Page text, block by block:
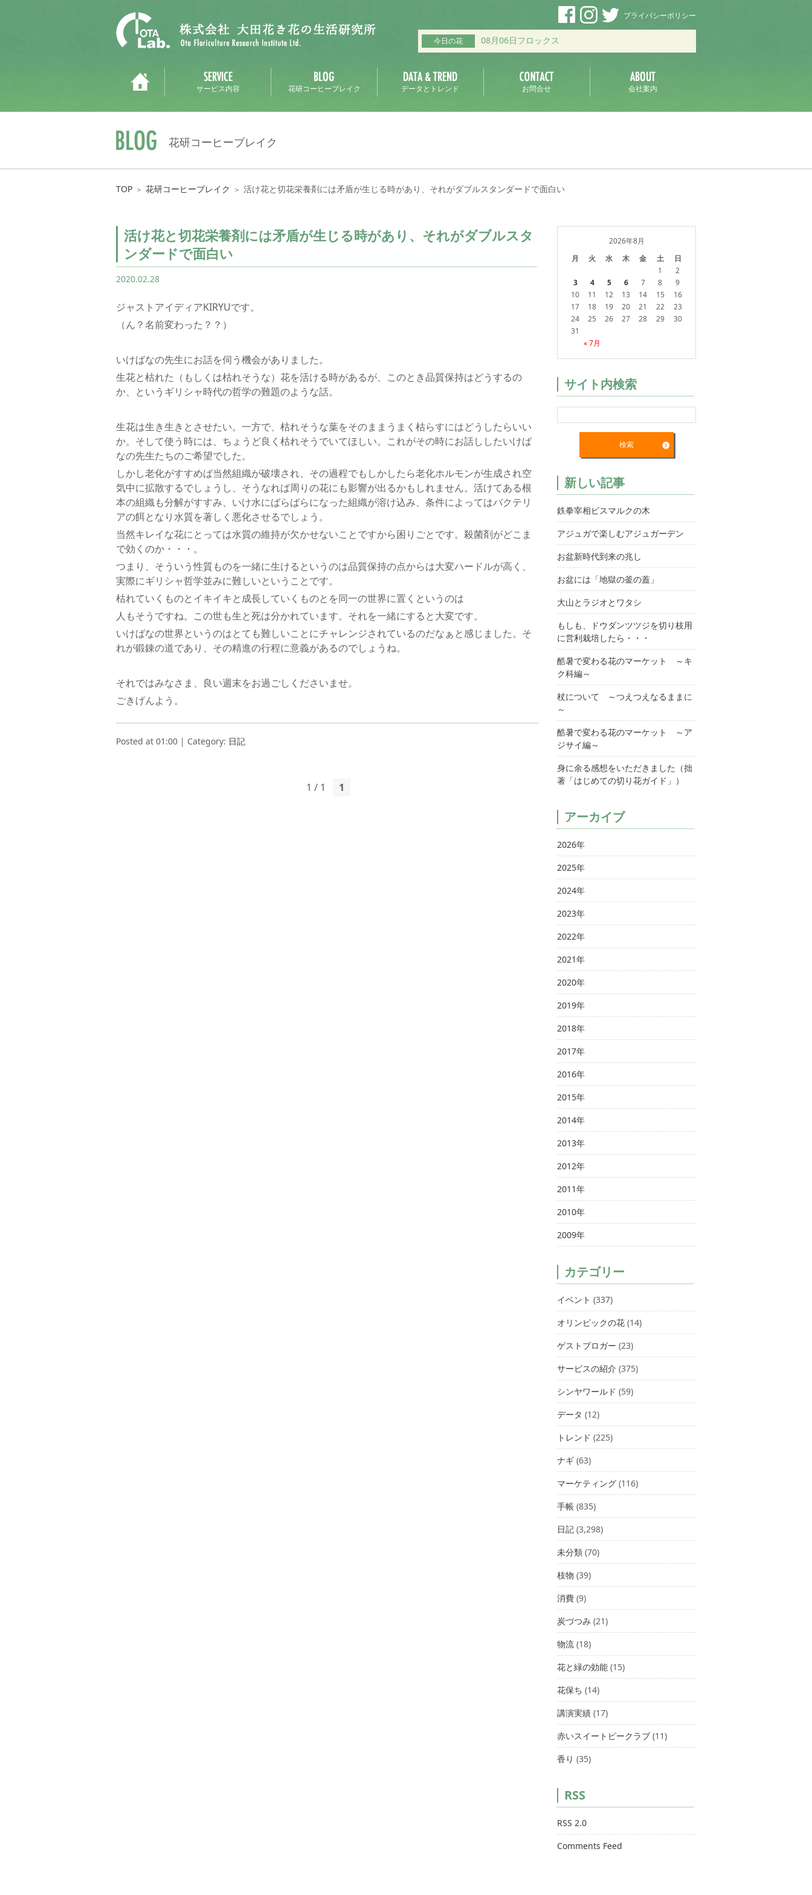
プライバシーポリシー
今日の花 08月06日フロックス
サービス内容 花研コーヒーブレイク データとトレンド お問合せ 会社案内
花研コーヒーブレイク
TOP ＞ 花研コーヒーブレイク ＞ 活け花と切花栄養剤には矛盾が生じる時があり、それがダブルスタンダードで面白い
活け花と切花栄養剤には矛盾が生じる時があり、それがダブルスタ
ンダードで面白い
2020.02.28
ジャストアイディアKIRYUです。
（ん？名前変わった？？）
いけばなの先生にお話を伺う機会がありました。
生花と枯れた（もしくは枯れそうな）花を活ける時があるが、このとき品質保持はどうするの
か、というギリシャ時代の哲学の難題のような話。
生花は生き生きとさせたい。一方で、枯れそうな葉をそのままうまく枯らすにはどうしたらいい
か。そして使う時には、ちょうど良く枯れそうでいてほしい。これがその時にお話ししたいけば
なの先生たちのご希望でした。
しかし老化がすすめば当然組織が破壊され、その過程でもしかしたら老化ホルモンが生成され空
気中に拡散するでしょうし、そうなれば周りの花にも影響が出るかもしれません。活けてある根
本の組織も分解がすすみ、いけ水にばらばらになった組織が溶け込み、条件によってはバクテリ
アの餌となり水質を著しく悪化させるでしょう。
当然キレイな花にとっては水質の維持が欠かせないことですから困りごとです。殺菌剤がどこま
で効くのか・・・。
つまり、そういう性質ものを一緒に生けるというのは品質保持の点からは大変ハードルが高く、
実際にギリシャ哲学並みに難しいということです。
枯れていくものとイキイキと成長していくものとを同一の世界に置くというのは
人もそうですね。この世も生と死は分かれています。それを一緒にすると大変です。
いけばなの世界というのはとても難しいことにチャレンジされているのだなぁと感じました。そ
れが鍛錬の道であり、その精進の行程に意義があるのでしょうね。
それではみなさま、良い週末をお過ごしくださいませ。
ごきげんよう。
Posted at 01:00 | Category: 日記
1 / 1 1
2026年8月
月
火 水 木 金 土 日
« 7月
1
2
3
4 5 6 7 8
9
10
11 12 13 14 15
16
17
18 19 20 21 22
23
24
25 26 27 28 29
30
31
サイト内検索
新しい記事
鉄拳宰相ビスマルクの木
アジュガで楽しむアジュガーデン
お盆新時代到来の兆し
お盆には「地獄の釜の蓋」
大山とラジオとワタシ
もしも、ドウダンツツジを切り枝用
に営利栽培したら・・・
酷暑で変わる花のマーケット ～キ
ク科編～
杖について ～つえつえなるままに
～
酷暑で変わる花のマーケット ～ア
ジサイ編～
身に余る感想をいただきました（拙
著「はじめての切り花ガイド」）
アーカイブ
2026年
2025年
2024年
2023年
2022年
2021年
2020年
2019年
2018年
2017年
2016年
2015年
2014年
2013年
2012年
2011年
2010年
2009年
カテゴリー
イベント (337)
オリンピックの花 (14)
ゲストブロガー (23)
サービスの紹介 (375)
シンヤワールド (59)
データ (12)
トレンド (225)
ナギ (63)
マーケティング (116)
手帳 (835)
日記 (3,298)
未分類 (70)
枝物 (39)
消費 (9)
炭づつみ (21)
物流 (18)
花と緑の効能 (15)
花保ち (14)
講演実績 (17)
赤いスイートピークラブ (11)
香り (35)
RSS
RSS 2.0
Comments Feed